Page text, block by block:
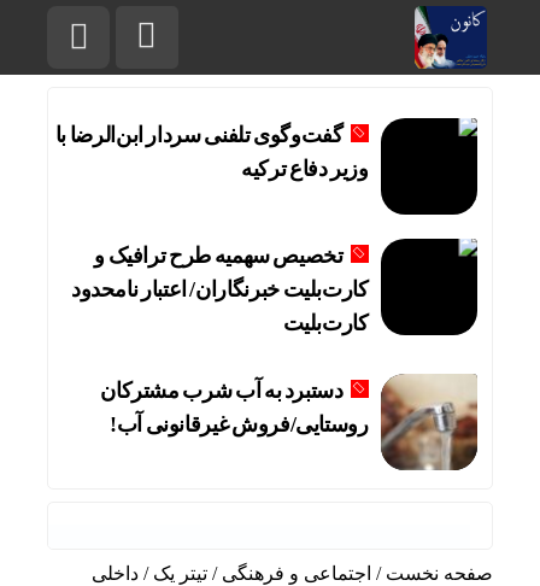
گفت‌وگوی تلفنی سردار ابن‌الرضا با
وزیر دفاع ترکیه
تخصیص سهمیه طرح ترافیک و
کارت‌بلیت خبرنگاران/ اعتبار نامحدود
کارت‌بلیت
دستبرد به آب شرب مشترکان
روستایی/فروش غیرقانونی آب!
صفحه نخست / اجتماعی و فرهنگی / تیتر یک / داخلی